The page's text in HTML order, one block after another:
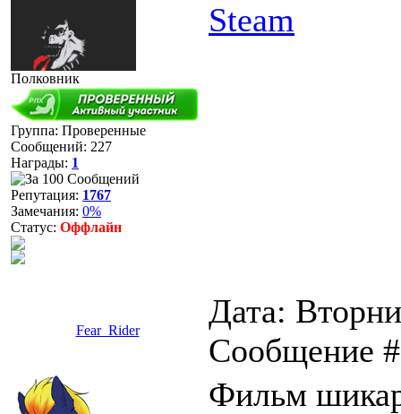
Полковник
Группа: Проверенные
Сообщений: 227
Награды: 1
Репутация: 1767
Замечания: 0%
Статус: Оффлайн
Steam
Fear_Rider
Дата:
Сообщение
Фильм